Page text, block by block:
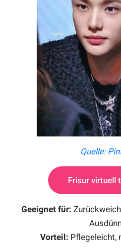
Quelle:
Frisur virtuell
Geeignet für:
Vorteil: Pflegeleicht,